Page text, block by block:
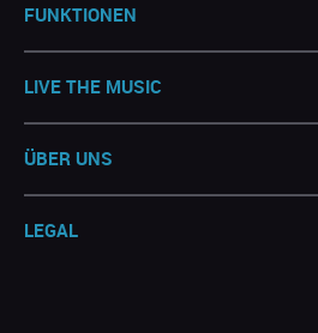
FUNKTIONEN
LIVE THE MUSIC
ÜBER UNS
LEGAL